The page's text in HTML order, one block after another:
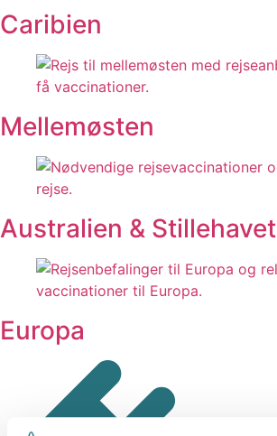
Caribien
Mellemøsten
Australien & Stillehavet
Europa